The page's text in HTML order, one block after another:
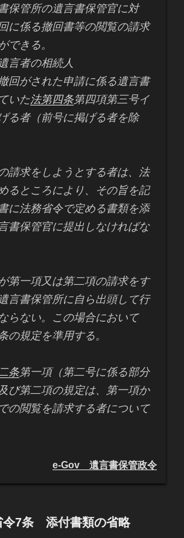
保管所の遺言書保管官に対
に係る撤回書等の閲覧の請求
できる。
者の相続人
がされた申請に係る遺言書
いた法第四条第四項第三号イ
る者（前号に掲げる者を除
請求をしようとする者は、法
るところにより、その旨を記
に法務省令で定める書類を添
書保管官に提出しなければな
第一項又は第二項の請求をす
言書保管所に自ら出頭して行
らない。この場合において
の規定を準用する。
条第一項（第二号に係る部分
び第二項の規定は、第一項か
の閲覧を請求する者について
e-Gov 遺言書保管政令
令7条 添付書類の省略